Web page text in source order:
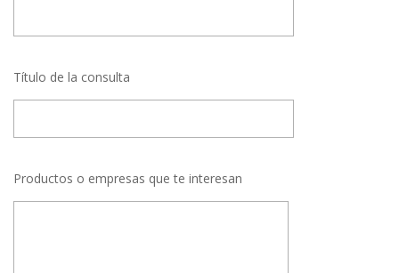
Título de la consulta
Productos o empresas que te interesan